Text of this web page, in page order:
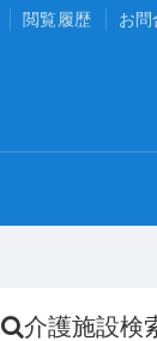
閲覧履歴 お問
介護施設検